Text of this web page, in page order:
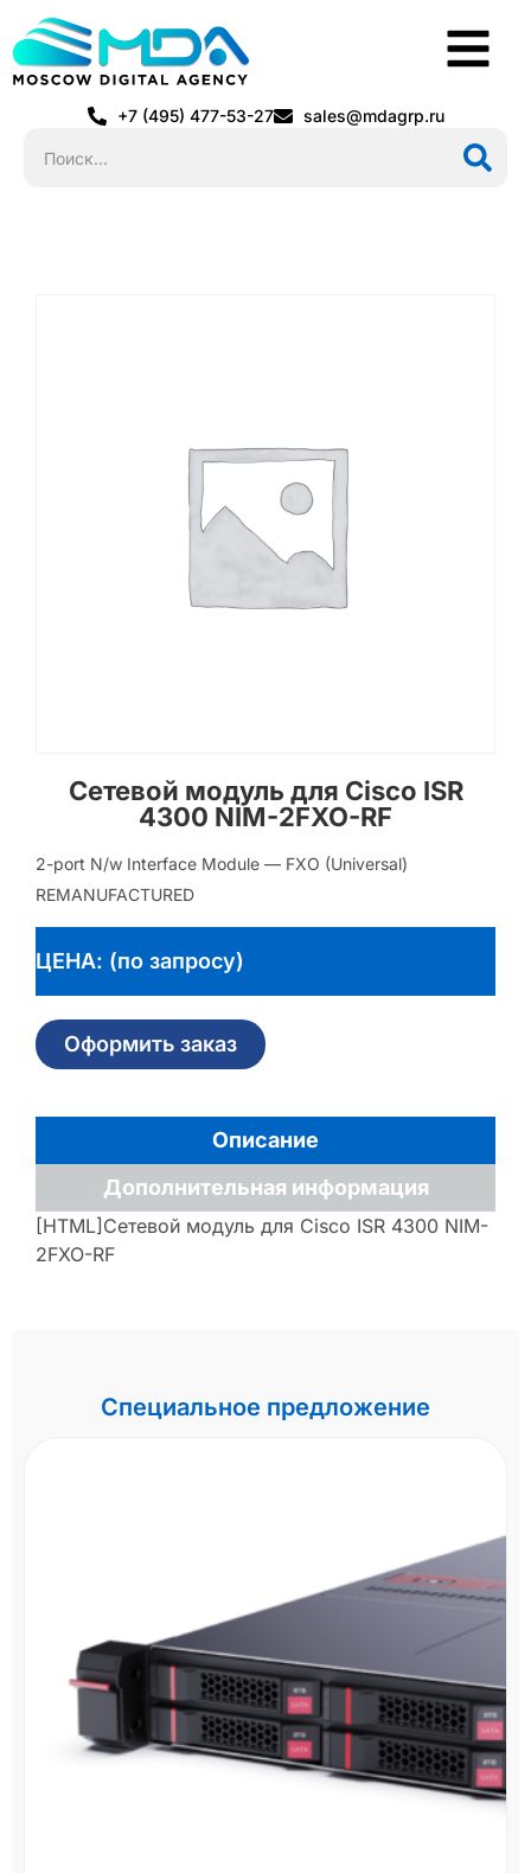
+7 (495) 477-53-27 sales@mdagrp.ru
Сетевой модуль для Cisco ISR
4300 NIM-2FXO-RF
2-port N/w Interface Module — FXO (Universal)
REMANUFACTURED
ЦЕНА: (по запросу)
Оформить заказ
Описание
Дополнительная информация
[HTML]Сетевой модуль для Cisco ISR 4300 NIM-
2FXO-RF
Специальное предложение